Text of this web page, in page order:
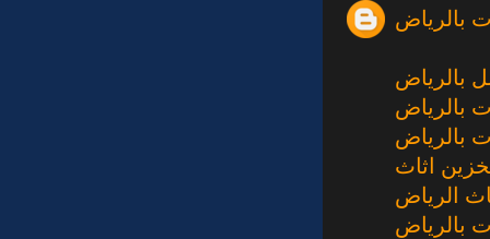
بالرياض
بالرياض
بالرياض
بالرياض
اثاث
الرياض
بالرياض